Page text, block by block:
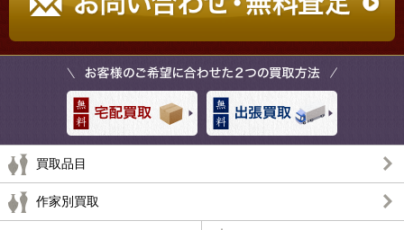
買取品目
作家別買取